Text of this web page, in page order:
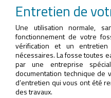
Entretien de
Une utilisation normale,
fonctionnement de votre
vérification et un
nécessaires. La fosse toutes
par une entreprise
documentation technique de
d’entretien qui vous ont été
des travaux.